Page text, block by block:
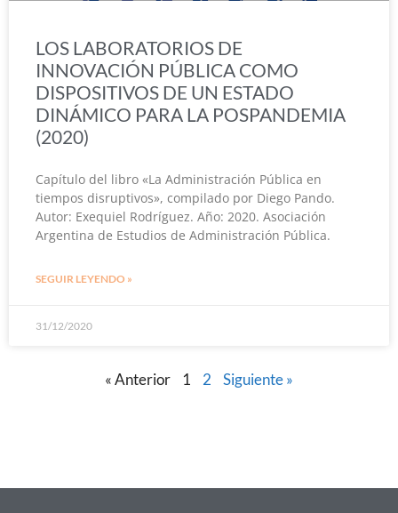
LOS LABORATORIOS DE
INNOVACIÓN PÚBLICA COMO
DISPOSITIVOS DE UN ESTADO
DINÁMICO PARA LA POSPANDEMIA
(2020)
Capítulo del libro «La Administración Pública en
tiempos disruptivos», compilado por Diego Pando.
Autor: Exequiel Rodríguez. Año: 2020. Asociación
Argentina de Estudios de Administración Pública.
SEGUIR LEYENDO »
31/12/2020
« Anterior 1 2 Siguiente »